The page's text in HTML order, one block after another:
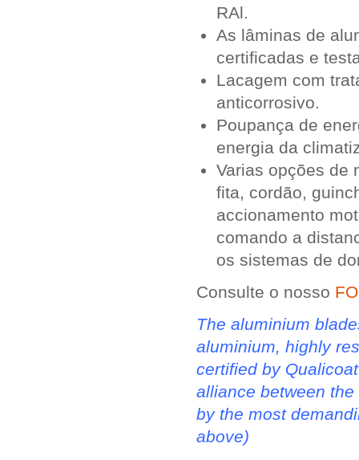
RAl.
As lâminas de
certificadas e
Lacagem com
anticorrosivo.
Poupança de
energia da
Varias opções de
fita, cordão,
accionamento
comando a
os sistemas de
Consulte o nosso
The aluminium
aluminium, highly
certified by
alliance between
by the most
above)